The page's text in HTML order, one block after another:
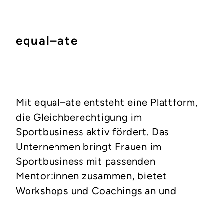
equal–ate
Mit equal–ate entsteht eine Plattform,
die Gleichberechtigung im
Sportbusiness aktiv fördert. Das
Unternehmen bringt Frauen im
Sportbusiness mit passenden
Mentor:innen zusammen, bietet
Workshops und Coachings an und